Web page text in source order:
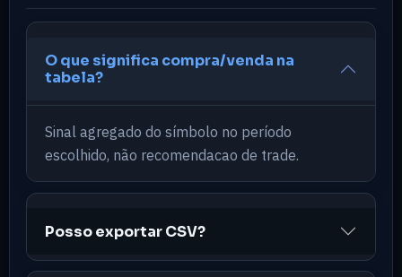
O que significa compra/venda na
tabela?
Sinal agregado do símbolo no período
escolhido, não recomendacao de trade.
Posso exportar CSV?